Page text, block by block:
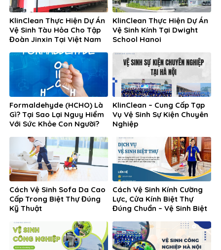
KlinClean Thực Hiện Dự Án
Vệ Sinh Tàu Hỏa Cho Tập
Đoàn Jinxin Tại Việt Nam
KlinClean Thực Hiện Dự Án
Vệ Sinh Kính Tại Dwight
School Hanoi
Formaldehyde (HCHO) Là
Gì? Tại Sao Lại Nguy Hiểm
Với Sức Khỏe Con Người?
KlinClean – Cung Cấp Tạp
Vụ Vệ Sinh Sự Kiện Chuyên
Nghiệp
Cách Vệ Sinh Sofa Da Cao
Cấp Trong Biệt Thự Đúng
Kỹ Thuật
Cách Vệ Sinh Kính Cường
Lực, Cửa Kính Biệt Thự
Đúng Chuẩn – Vệ Sinh Biệt